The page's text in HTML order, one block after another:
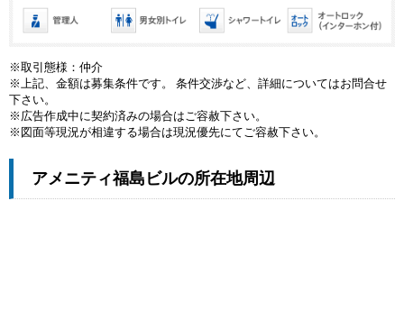
※取引態様：仲介
※上記、金額は募集条件です。 条件交渉など、詳細についてはお問合せ
下さい。
※広告作成中に契約済みの場合はご容赦下さい。
※図面等現況が相違する場合は現況優先にてご容赦下さい。
アメニティ福島ビルの所在地周辺